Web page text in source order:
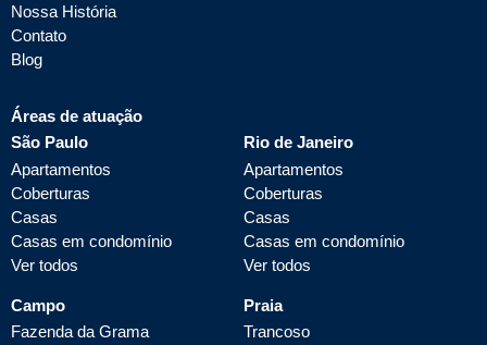
Nossa História
Contato
Blog
Áreas de atuação
São Paulo
Apartamentos
Coberturas
Casas
Casas em condomínio
Ver todos
Rio de Janeiro
Apartamentos
Coberturas
Casas
Casas em condomínio
Ver todos
Campo
Fazenda da Grama
Praia
Trancoso